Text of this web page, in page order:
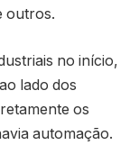
outros.
no início,
lado dos
os
automação.